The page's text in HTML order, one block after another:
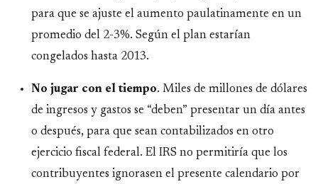
para que se ajuste el aumento paulatinamente en un
promedio del 2-3%. Según el plan estarían
congelados hasta 2013.
No jugar con el tiempo. Miles de millones de dólares
de ingresos y gastos se “deben” presentar un día antes
o después, para que sean contabilizados en otro
ejercicio fiscal federal. El IRS no permitiría que los
contribuyentes ignorasen el presente calendario por